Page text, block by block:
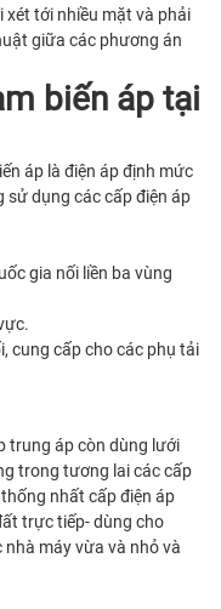
tới nhiều mặt và phải
giữa các phương án
biến áp tại
áp là điện áp định mức
sử dụng các cấp điện áp
gia nối liền ba vùng
cung cấp cho các phụ tải
trung áp còn dùng lưới
trong tương lai các cấp
nhất cấp điện áp
trực tiếp- dùng cho
máy vừa và nhỏ và